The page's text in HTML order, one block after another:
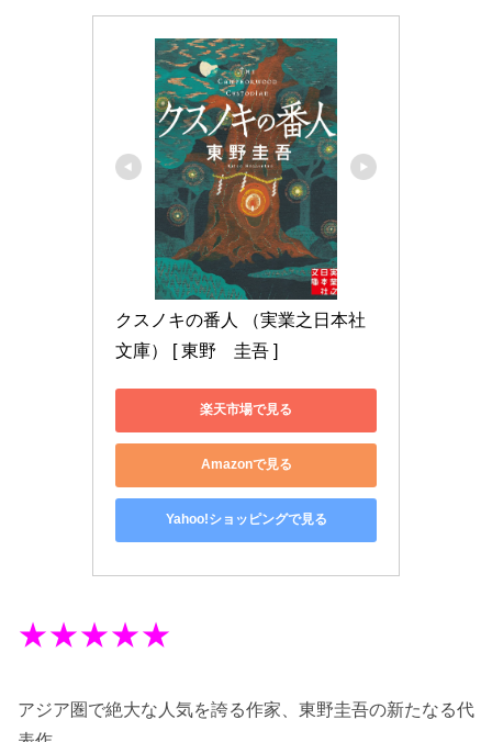
クスノキの番人 （実業之日本社
文庫） [ 東野　圭吾 ]
楽天市場で見る
Amazonで見る
Yahoo!ショッピングで見る
★★★★★
アジア圏で絶大な人気を誇る作家、東野圭吾の新たなる代